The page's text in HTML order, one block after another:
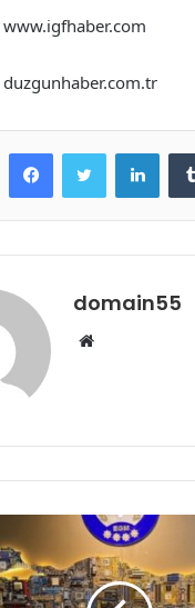
www.igfhaber.com
duzgunhaber.com.tr
FacebookTwitter
domain55
Web